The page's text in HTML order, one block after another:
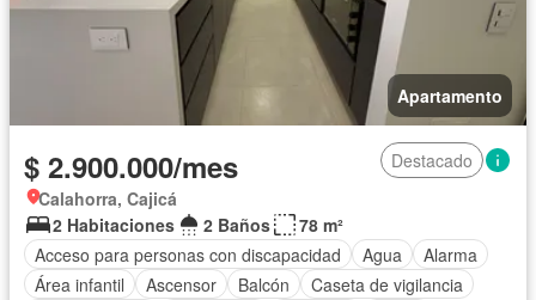
Apartamento
$ 2.900.000/mes
Destacado
Calahorra, Cajicá
2 Habitaciones
2 Baños
78 m²
Acceso para personas con discapacidad
Agua
Alarma
Área infantil
Ascensor Balcón
Caseta de vigilancia